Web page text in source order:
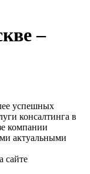
–
успешных
консалтинга в
компании
актуальными
сайте